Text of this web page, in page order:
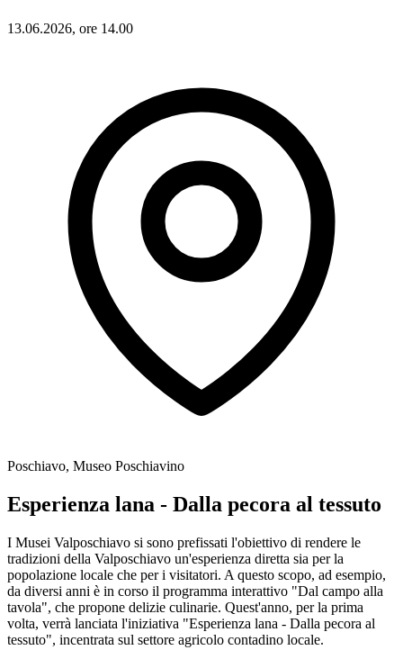
13.06.2026, ore 14.00
Poschiavo, Museo Poschiavino
Esperienza lana - Dalla pecora al tessuto
I Musei Valposchiavo si sono prefissati l'obiettivo di rendere le
tradizioni della Valposchiavo un'esperienza diretta sia per la
popolazione locale che per i visitatori. A questo scopo, ad esempio,
da diversi anni è in corso il programma interattivo "Dal campo alla
tavola", che propone delizie culinarie. Quest'anno, per la prima
volta, verrà lanciata l'iniziativa "Esperienza lana - Dalla pecora al
tessuto", incentrata sul settore agricolo contadino locale.